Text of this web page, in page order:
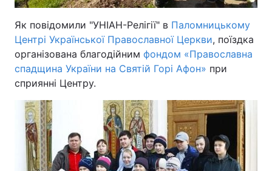
Як повідомили "УНІАН-Релігії" в Паломницькому
Центрі Української Православної Церкви, поїздка
організована благодійним фондом «Православна
спадщина України на Святій Горі Афон» при
сприянні Центру.